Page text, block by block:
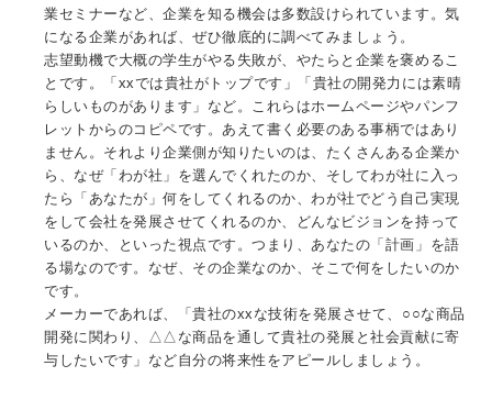
業セミナーなど、企業を知る機会は多数設けられています。気
になる企業があれば、ぜひ徹底的に調べてみましょう。
志望動機で大概の学生がやる失敗が、やたらと企業を褒めるこ
とです。「xxでは貴社がトップです」「貴社の開発力には素晴
らしいものがあります」など。これらはホームページやパンフ
レットからのコピペです。あえて書く必要のある事柄ではあり
ません。それより企業側が知りたいのは、たくさんある企業か
ら、なぜ「わが社」を選んでくれたのか、そしてわが社に入っ
たら「あなたが」何をしてくれるのか、わが社でどう自己実現
をして会社を発展させてくれるのか、どんなビジョンを持って
いるのか、といった視点です。つまり、あなたの「計画」を語
る場なのです。なぜ、その企業なのか、そこで何をしたいのか
です。
メーカーであれば、「貴社のxxな技術を発展させて、○○な商品
開発に関わり、△△な商品を通して貴社の発展と社会貢献に寄
与したいです」など自分の将来性をアピールしましょう。